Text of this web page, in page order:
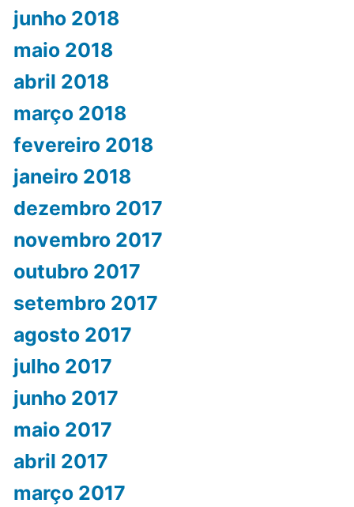
junho 2018
maio 2018
abril 2018
março 2018
fevereiro 2018
janeiro 2018
dezembro 2017
novembro 2017
outubro 2017
setembro 2017
agosto 2017
julho 2017
junho 2017
maio 2017
abril 2017
março 2017